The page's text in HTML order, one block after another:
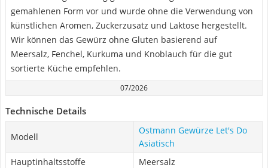
gemahlenen Form vor und wurde ohne die Verwendung von
künstlichen Aromen, Zuckerzusatz und Laktose hergestellt.
Wir können das Gewürz ohne Gluten basierend auf
Meersalz, Fenchel, Kurkuma und Knoblauch für die gut
sortierte Küche empfehlen.
07/2026
Technische Details
Modell
Ostmann Gewürze Let's Do
Asiatisch
Hauptinhaltsstoffe
Meersalz